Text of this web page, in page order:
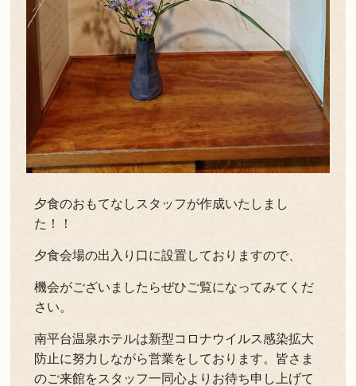
夕食のおもてなしスタッフが作成いたしまし
た！！
夕食会場の出入り口に設置しておりますので、
機会がございましたらぜひご覧になってみてくだ
さい。
南平台温泉ホテルは新型コロナウイルス感染拡大
防止に努力しながら営業をしております。皆さま
のご来館をスタッフ一同心よりお待ち申し上げて